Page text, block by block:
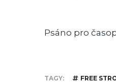
Psáno pro
TAGY FREE